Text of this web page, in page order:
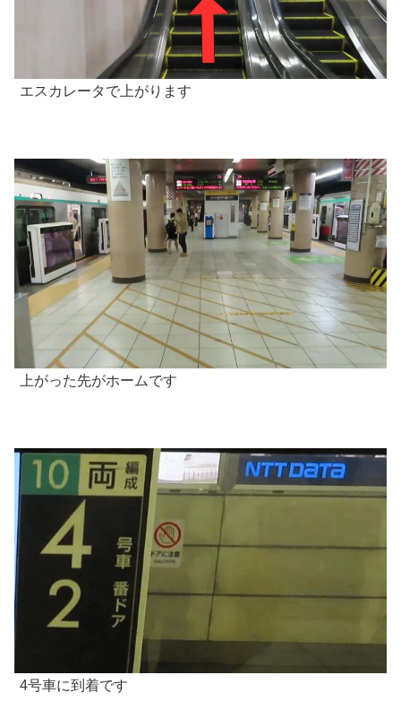
エスカレータで上がります
上がった先がホームです
4号車に到着です